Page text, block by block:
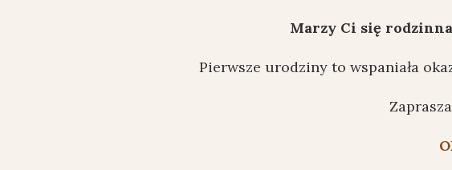
Marzy Ci się
Pierwsze urodziny to wspaniała